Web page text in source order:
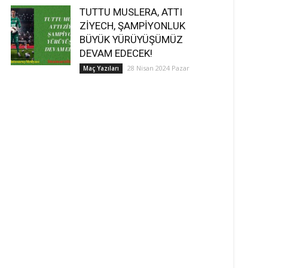
TUTTU MUSLERA, ATTI
ZİYECH, ŞAMPİYONLUK
BÜYÜK YÜRÜYÜŞÜMÜZ
DEVAM EDECEK!
Maç Yazıları 28 Nisan 2024 Pazar